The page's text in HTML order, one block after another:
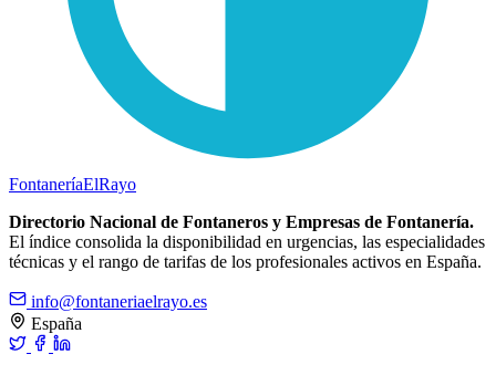
FontaneríaElRayo
Directorio Nacional de Fontaneros y Empresas de Fontanería.
El índice consolida la disponibilidad en urgencias, las especialidades
técnicas y el rango de tarifas de los profesionales activos en España.
info@fontaneriaelrayo.es
España